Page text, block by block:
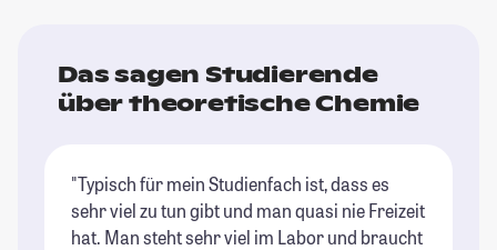
Das sagen Studierende
über theoretische Chemie
"Typisch für mein Studienfach ist, dass es
sehr viel zu tun gibt und man quasi nie Freizeit
hat. Man steht sehr viel im Labor und braucht